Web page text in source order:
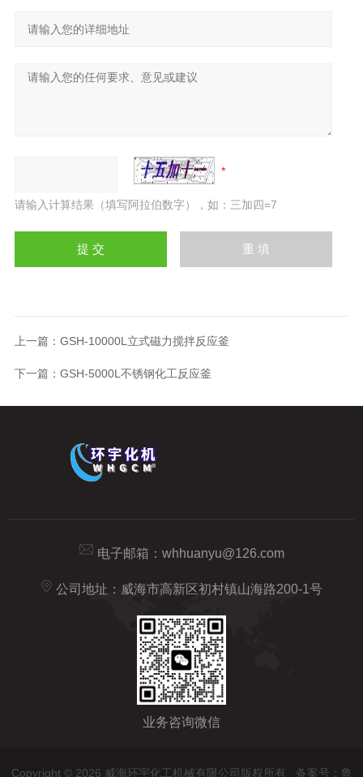
请输入计算结果（填写阿拉伯数字），如：三加四=7
上一篇： GSH-10000L立式磁力搅拌反应釜
下一篇： GSH-5000L不锈钢化工反应釜
电子邮箱： whhuanyu@126.com
公司地址：威海市高新区初村镇山海路200-1号
业务咨询微信
Copyright © 2026 威海环宇化工机械有限公司版权所有 备案号：鲁